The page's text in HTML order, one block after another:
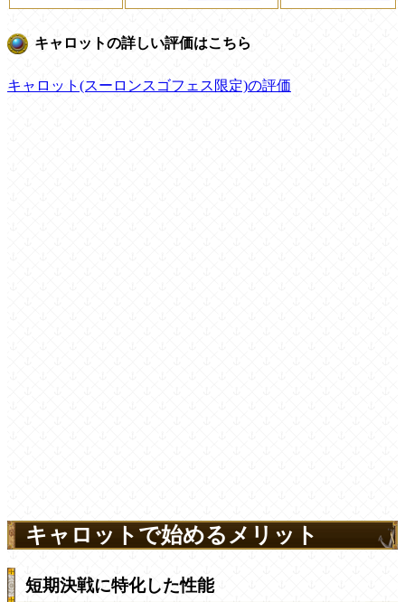
キャロットの詳しい評価はこちら
キャロット(スーロンスゴフェス限定)の評価
キャロットで始めるメリット
短期決戦に特化した性能